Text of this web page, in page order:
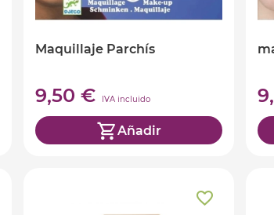
Maquillaje Parchís
9,50 € IVA incluido
Añadir